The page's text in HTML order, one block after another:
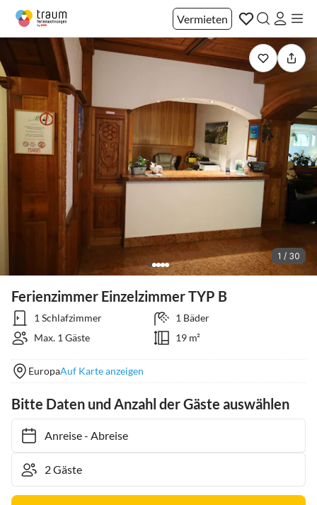
Vermieten
1 / 30
Ferienzimmer Einzelzimmer TYP B
1 Schlafzimmer
1 Bäder
Max. 1 Gäste
19 m²
EuropaAuf Karte anzeigen
Bitte Daten und Anzahl der Gäste auswählen
Anreise- Abreise